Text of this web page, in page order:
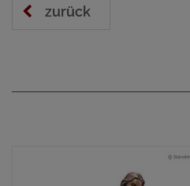
zurück